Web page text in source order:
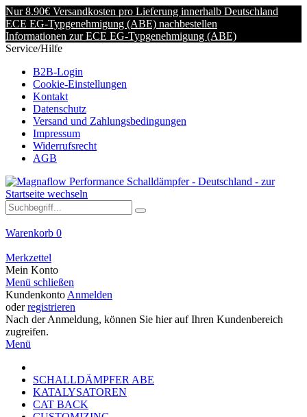
Nur 8.90€ Versandkosten pro Lieferung innerhalb Deutschland
ECE EG-Typgenehmigung (ABE) nachbestellen
Informationen zur ECE EG-Typgenehmigung (ABE)
Service/Hilfe
B2B-Login
Cookie-Einstellungen
Kontakt
Datenschutz
Versand und Zahlungsbedingungen
Impressum
Widerrufsrecht
AGB
Warenkorb 0
Merkzettel
Mein Konto
Menü schließen
Kundenkonto Anmelden
oderregistrieren
Nach der Anmeldung, können Sie hier auf Ihren Kundenbereich
zugreifen.
Menü
SCHALLDÄMPFER ABE
KATALYSATOREN
CAT BACK